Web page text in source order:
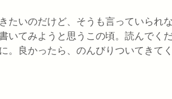
たいのだけど、そうも言っていられ
いてみようと思うこの頃。読んでく
。良かったら、のんびりついてきて